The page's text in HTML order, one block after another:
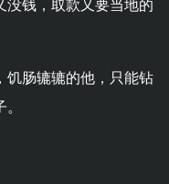
没钱，取款又要当地的
饥肠辘辘的他，只能钻